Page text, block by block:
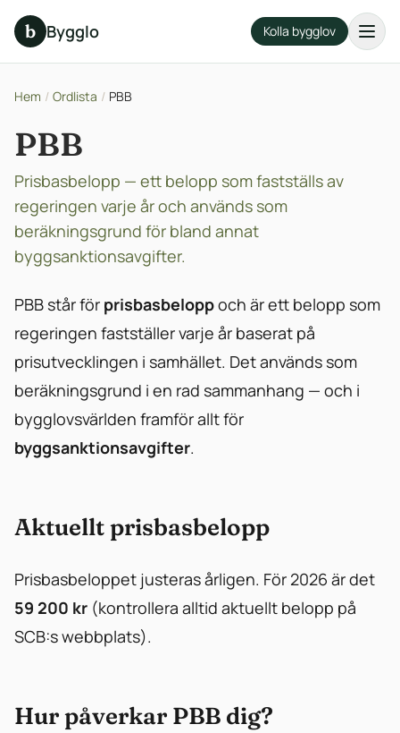
b Bygglo Kolla bygglov
Hem / Ordlista / PBB
PBB
Prisbasbelopp — ett belopp som fastställs av
regeringen varje år och används som
beräkningsgrund för bland annat
byggsanktionsavgifter.
PBB står för prisbasbeloppoch är ett belopp som
regeringen fastställer varje år baserat på
prisutvecklingen i samhället. Det används som
beräkningsgrund i en rad sammanhang — och i
bygglovsvärlden framför allt för
byggsanktionsavgifter.
Aktuellt prisbasbelopp
Prisbasbeloppet justeras årligen. För 2026 är det
59 200 kr (kontrollera alltid aktuellt belopp på
SCB:s webbplats).
Hur påverkar PBB dig?